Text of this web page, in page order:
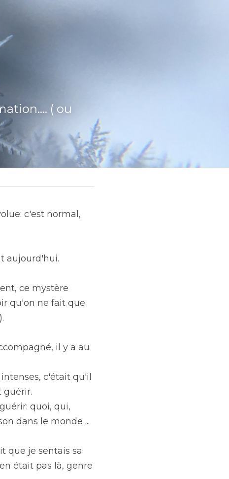
( ou
c'est normal,
aujourd'hui.
ce mystère
qu'on ne fait que
il y a au
c'était qu'il
guérir.
quoi, qui,
dans le monde ...
que je sentais sa
était pas là, genre